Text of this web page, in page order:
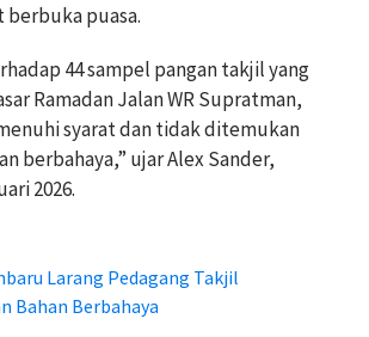
berbuka puasa.
44 sampel pangan takjil yang
Ramadan Jalan WR Supratman,
syarat dan tidak ditemukan
berbahaya,” ujar Alex Sander,
2026.
Larang Pedagang Takjil
Bahan Berbahaya